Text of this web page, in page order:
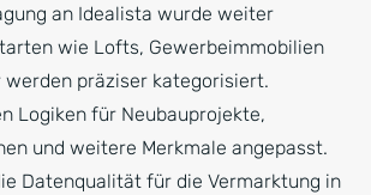
an Idealista wurde weiter
wie Lofts, Gewerbeimmobilien
werden präziser kategorisiert.
Logiken für Neubauprojekte,
und weitere Merkmale angepasst.
Datenqualität für die Vermarktung in